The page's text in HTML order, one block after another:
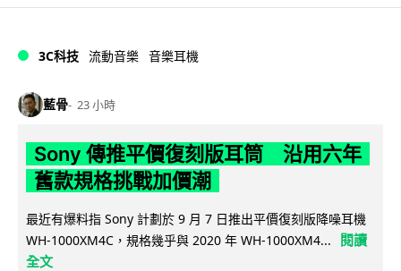
3C科技 流動音樂 音樂耳機
藍骨 23 小時
Sony 傳推平價復刻版耳筒 沿用六年
舊款規格挑戰加價潮
最近有爆料指 Sony 計劃於 9 月 7 日推出平價復刻版降噪耳機
WH-1000XM4C，規格幾乎與 2020 年 WH-1000XM4...
閱讀
全文